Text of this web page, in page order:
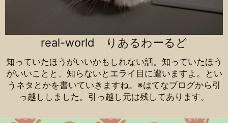
real-world りあるわーるど
知っていたほうがいいかもしれない話。知っていたほう
がいいことと、知らないとエライ目に遭いますよ。とい
うネタとかを書いていきますね。※はてなブログから引
っ越ししました。引っ越し元は残してあります。